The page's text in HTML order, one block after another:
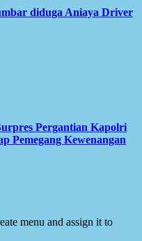
diduga Aniaya Driver
Pergantian Kapolri
Pemegang Kewenangan
menu and assign it to